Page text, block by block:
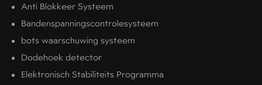
Anti Blokkeer Systeem
Bandenspanningscontrolesysteem
bots waarschuwing systeem
Dodehoek detector
Elektronisch Stabiliteits Programma